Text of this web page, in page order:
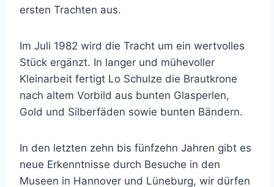
ersten Trachten aus.
Im Juli 1982 wird die Tracht um ein wertvolles
Stück ergänzt. In langer und mühevoller
Kleinarbeit fertigt Lo Schulze die Brautkrone
nach altem Vorbild aus bunten Glasperlen,
Gold und Silberfäden sowie bunten Bändern.
In den letzten zehn bis fünfzehn Jahren gibt es
neue Erkenntnisse durch Besuche in den
Museen in Hannover und Lüneburg, wir dürfen